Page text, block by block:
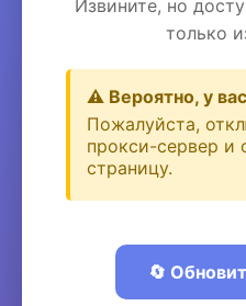
Извините, но
только
⚠️ Вероятно, у
Пожалуйста,
прокси-сервер и
страницу.
🔄